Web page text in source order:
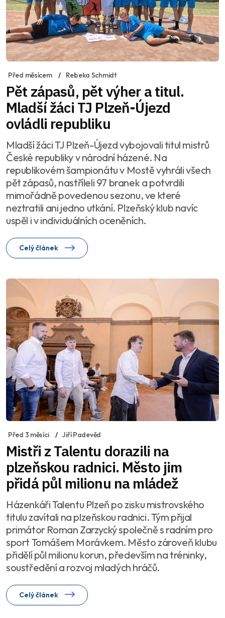
Před měsícem Rebeka Schmidt
Pět zápasů, pět výher a titul.
Mladší žáci TJ Plzeň-Újezd
ovládli republiku
Mladší žáci TJ Plzeň-Újezd vybojovali titul mistrů
České republiky v národní házené. Na
republikovém šampionátu v Mostě vyhráli všech
pět zápasů, nastříleli 97 branek a potvrdili
mimořádně povedenou sezonu, ve které
neztratili ani jedno utkání. Plzeňský klub navíc
uspěl i v individuálních oceněních.
Celý článek
Před 3 měsíci Jiří Padevěd
Mistři z Talentu dorazili na
plzeňskou radnici. Město jim
přidá půl milionu na mládež
Házenkáři Talentu Plzeň po zisku mistrovského
titulu zavítali na plzeňskou radnici. Tým přijal
primátor Roman Zarzycký společně s radním pro
sport Tomášem Morávkem. Město zároveň klubu
přidělí půl milionu korun, především na tréninky,
soustředění a rozvoj mladých hráčů.
Celý článek